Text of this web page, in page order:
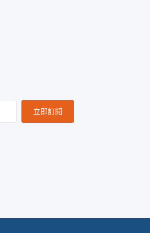
立即訂閱